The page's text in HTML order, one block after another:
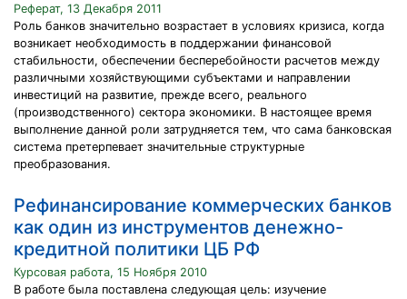
Реферат, 13 Декабря 2011
Роль банков значительно возрастает в условиях кризиса, когда
возникает необходимость в поддержании финансовой
стабильности, обеспечении бесперебойности расчетов между
различными хозяйствующими субъектами и направлении
инвестиций на развитие, прежде всего, реального
(производственного) сектора экономики. В настоящее время
выполнение данной роли затрудняется тем, что сама банковская
система претерпевает значительные структурные
преобразования.
Рефинансирование коммерческих банков
как один из инструментов денежно-
кредитной политики ЦБ РФ
Курсовая работа, 15 Ноября 2010
В работе была поставлена следующая цель: изучение